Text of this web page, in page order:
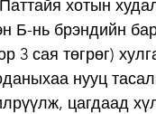
хотын
Б-нь брэндийн
3 сая төгрөг)
нууц
цагдаад